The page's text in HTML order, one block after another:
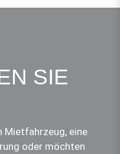
SIE
Mietfahrzeug, eine
oder möchten